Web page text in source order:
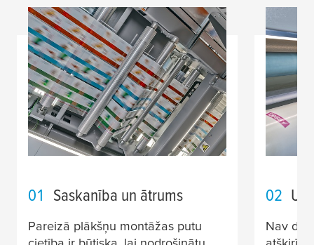
01 Saskanība un ātrums
Pareizā plākšņu montāžas putu
02
Nav